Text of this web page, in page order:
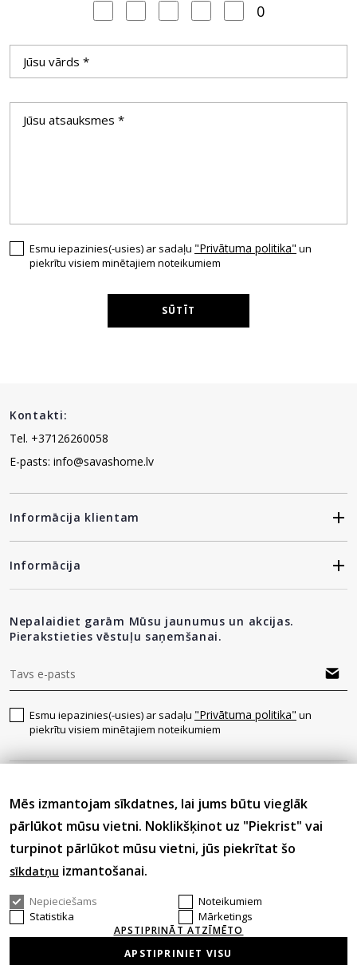
0
Esmu iepazinies(-usies) ar sadaļu "Privātuma politika" un
piekrītu visiem minētajiem noteikumiem
SŪTĪT
Kontakti:
Tel. +37126260058
E-pasts: info@savashome.lv
Informācija klientam
Informācija
Nepalaidiet garām Mūsu jaunumus un akcijas.
Pierakstieties vēstuļu saņemšanai.
Esmu iepazinies(-usies) ar sadaļu "Privātuma politika" un
piekrītu visiem minētajiem noteikumiem
© 2026 Visas tiesības aizsargātas.
Mēs izmantojam sīkdatnes, lai jums būtu vieglāk
pārlūkot mūsu vietni. Noklikšķinot uz "Piekrist" vai
turpinot pārlūkot mūsu vietni, jūs piekrītat šo
sīkdatņu izmantošanai.
Nepieciešams
Noteikumiem
Statistika
Mārketings
APSTIPRINĀT ATZĪMĒTO
APSTIPRINIET VISU